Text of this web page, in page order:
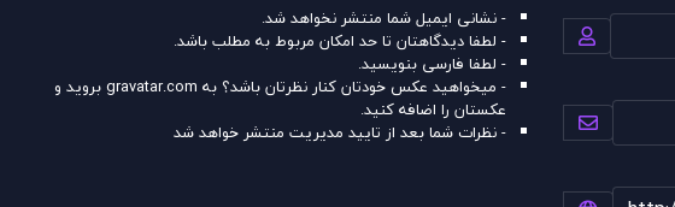
- نشانی ایمیل شما منتشر نخواهد شد.
- لطفا دیدگاهتان تا حد امکان مربوط به مطلب باشد.
- لطفا فارسی بنویسید.
- میخواهید عکس خودتان کنار نظرتان باشد؟ به gravatar.comبروید و
عکستان را اضافه کنید.
- نظرات شما بعد از تایید مدیریت منتشر خواهد شد